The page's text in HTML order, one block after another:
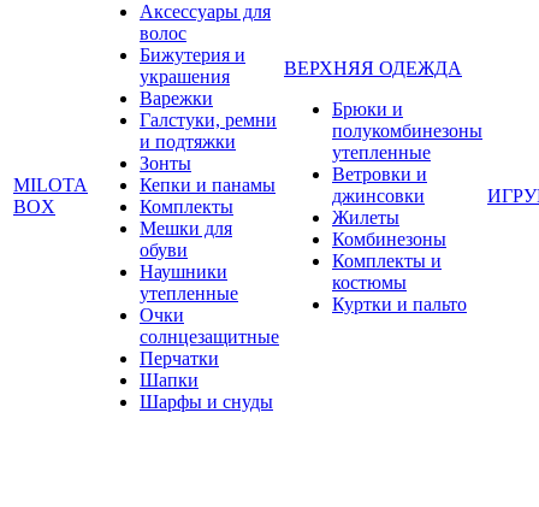
MILOTA
BOX
Аксессуары для
волос
Бижутерия и
украшения
Варежки
Галстуки, ремни
и подтяжки
Зонты
Кепки и панамы
Комплекты
Мешки для
обуви
Наушники
утепленные
Очки
солнцезащитные
Перчатки
Шапки
Шарфы и снуды
ВЕРХНЯЯ ОДЕЖДА
Брюки и
полукомбинезоны
утепленные
Ветровки и
джинсовки
Жилеты
Комбинезоны
Комплекты и
костюмы
Куртки и пальто